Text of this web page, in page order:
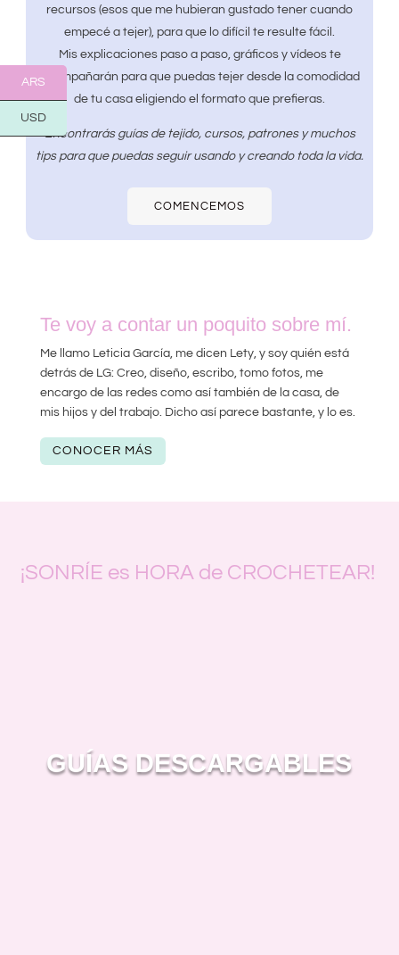
recursos (esos que me hubieran gustado tener cuando
empecé a tejer), para que lo difícil te resulte fácil.
Mis explicaciones paso a paso, gráficos y vídeos te
acompañarán para que puedas tejer desde la comodidad
de tu casa eligiendo el formato que prefieras.
Encontrarás guías de tejido, cursos, patrones y muchos
tips para que puedas seguir usando y creando toda la vida.
COMENCEMOS
Te voy a contar un poquito sobre mí.
Me llamo Leticia García, me dicen Lety, y soy quién está
detrás de LG: Creo, diseño, escribo, tomo fotos, me
encargo de las redes como así también de la casa, de
mis hijos y del trabajo. Dicho así parece bastante, y lo es.
CONOCER MÁS
¡SONRÍE es HORA de CROCHETEAR!
GUÍAS DESCARGABLES
ARS
USD